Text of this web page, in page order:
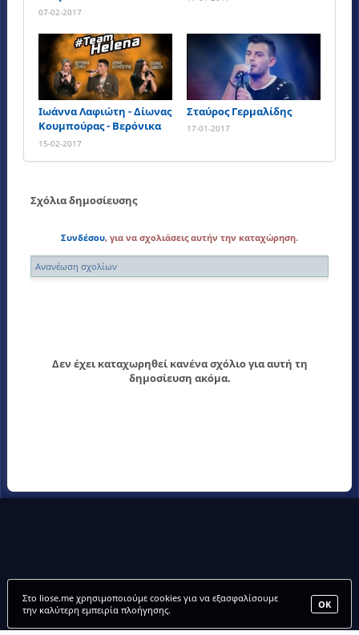
07-02-2017
Ιωάννα Λαφιώτη - Δίωνας
Κουμπούρας - Βερόνικα
Ζιέμπα
15-02-2017
Σταύρος Γερμαλίδης
17-01-2017
Σχόλια δημοσίευσης
Συνδέσου, για να σχολιάσεις αυτήν την καταχώρηση.
Ανανέωση σχολίων
Δεν έχει καταχωρηθεί κανένα σχόλιο για αυτή τη
δημοσίευση ακόμα.
ΟΚ
Στο liose.me χρησιμοποιούμε cookies για να εξασφαλίσουμε
την καλύτερη εμπειρία πλοήγησης.